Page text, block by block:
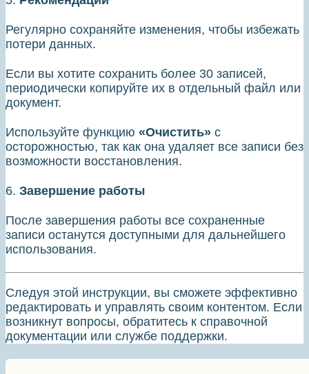
Регулярно сохраняйте изменения, чтобы избежать
потери данных.
Если вы хотите сохранить более 30 записей,
периодически копируйте их в отдельный файл или
документ.
Используйте функцию «Очистить» с
осторожностью, так как она удаляет все записи без
возможности восстановления.
6. Завершение работы
После завершения работы все сохраненные
записи останутся доступными для дальнейшего
использования.
Следуя этой инструкции, вы сможете эффективно
редактировать и управлять своим контентом. Если
возникнут вопросы, обратитесь к справочной
документации или службе поддержки.